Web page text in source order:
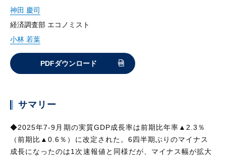
神田 慶司
経済調査部 エコノミスト
小林 若葉
PDFダウンロード
サマリー
◆2025年7-9月期の実質GDP成長率は前期比年率▲2.3％
（前期比▲0.6％）に改定された。6四半期ぶりのマイナス
成長になったのは1次速報値と同様だが、マイナス幅が拡大